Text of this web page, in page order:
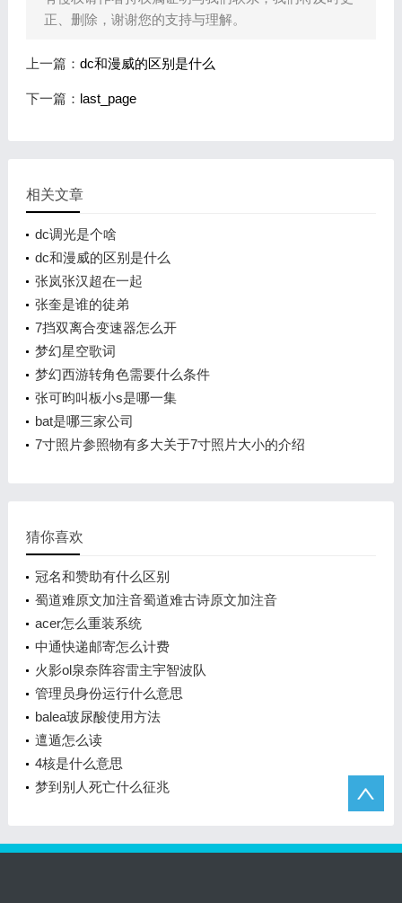
正、删除，谢谢您的支持与理解。
上一篇： dc和漫威的区别是什么
下一篇： last_page
相关文章
dc调光是个啥
dc和漫威的区别是什么
张岚张汉超在一起
张奎是谁的徒弟
7挡双离合变速器怎么开
梦幻星空歌词
梦幻西游转角色需要什么条件
张可昀叫板小s是哪一集
bat是哪三家公司
7寸照片参照物有多大关于7寸照片大小的介绍
猜你喜欢
冠名和赞助有什么区别
蜀道难原文加注音蜀道难古诗原文加注音
acer怎么重装系统
中通快递邮寄怎么计费
火影ol泉奈阵容雷主宇智波队
管理员身份运行什么意思
balea玻尿酸使用方法
邅遁怎么读
4核是什么意思
梦到别人死亡什么征兆